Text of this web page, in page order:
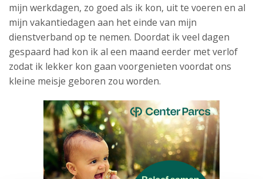
mijn werkdagen, zo goed als ik kon, uit te voeren en al
mijn vakantiedagen aan het einde van mijn
dienstverband op te nemen. Doordat ik veel dagen
gespaard had kon ik al een maand eerder met verlof
zodat ik lekker kon gaan voorgenieten voordat ons
kleine meisje geboren zou worden.